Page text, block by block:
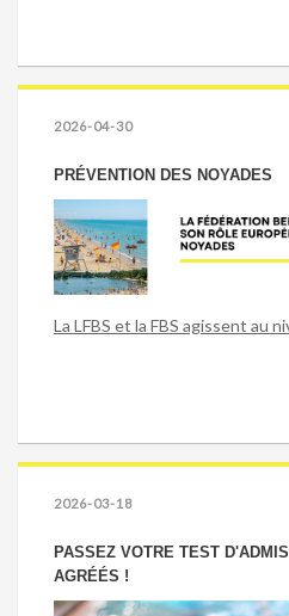
2026-04-30
PRÉVENTION DES NOYADES
La LFBS et la FBS agissent au
2026-03-18
PASSEZ VOTRE TEST
AGRÉÉS !